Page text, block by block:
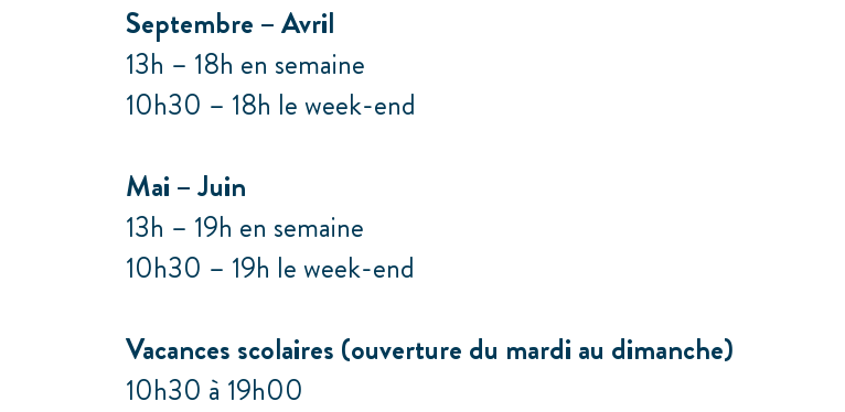
Septembre – Avril
13h – 18h en semaine
10h30 – 18h le week-end
Mai – Juin
13h – 19h en semaine
10h30 – 19h le week-end
Vacances scolaires (ouverture du mardi au dimanche)
10h30 à 19h00